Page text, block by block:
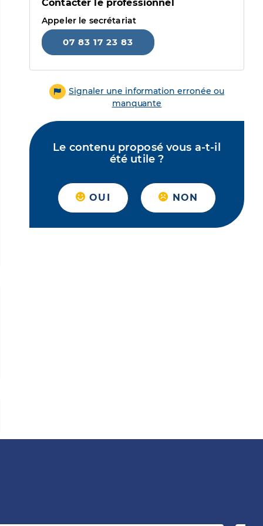
Contacter le professionnel
Appeler le secrétariat
07 83 17 23 83
Signaler une information erronée ou
manquante
Le contenu proposé vous a-t-il
été utile ?
OUI NON